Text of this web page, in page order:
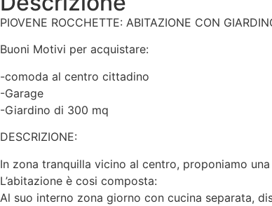
PIOVENE ROCCHETTE: ABITAZIONE CON
Buoni Motivi per acquistare:
-comoda al centro cittadino
-Garage
-Giardino di 300 mq
DESCRIZIONE:
In zona tranquilla vicino al centro, proponiamo
L’abitazione è cosi composta:
Al suo interno zona giorno con cucina separata,